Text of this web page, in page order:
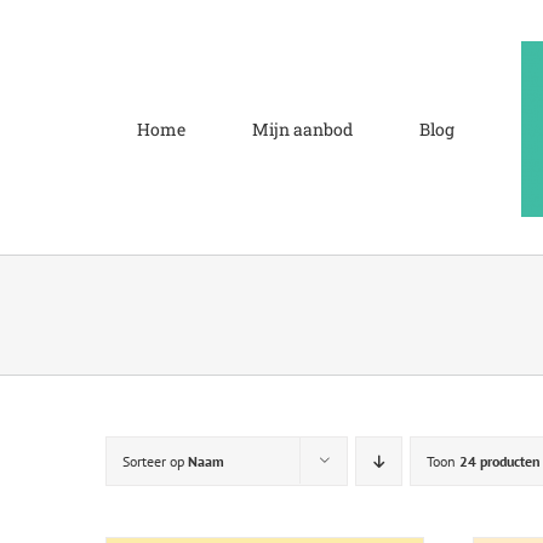
Home Mijn aanbod Blog
Sorteer op Naam Toon 24 producten